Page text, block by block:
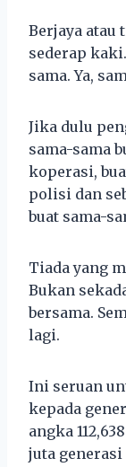
Berjaya atau
sederap
sama. Ya,
Jika dulu
sama-sama
koperasi,
polisi dan
buat sama-
Tiada yang
Bukan
bersama.
lagi.
Ini seruan
kepada
angka
juta